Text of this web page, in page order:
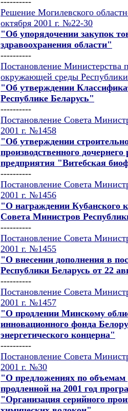
Решение Могилевского
октября 2001 г. №22-30
"Об упорядочении закупок
здравоохранения области"
----------
Постановление Министерства
окружающей среды
"Об утверждении
Республике Беларусь"
----------
Постановление Совета
2001 г. №1458
"Об утверждении
производственного
предприятия "Витебская
----------
Постановление Совета
2001 г. №1456
"О награждении Кубанского
Совета Министров
----------
Постановление Совета
2001 г. №1455
"О внесении дополнения в
Республики Беларусь от 22
----------
Постановление Совета
2001 г. №1457
"О продлении Минскому
инновационного фонда
энергетического концерна"
----------
Постановление Совета
2001 г. №30
"О предложениях по объемам
продленной на 2001 год
"Организация серийного